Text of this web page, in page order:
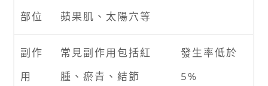
部位
蘋果肌、太陽穴等
副作
用
常見副作用包括紅
腫、瘀青、結節
發生率低於
5%